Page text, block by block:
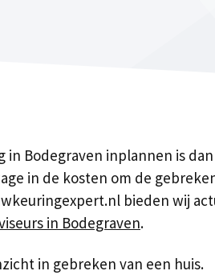
Bodegraven inplannen is
in de kosten om de
bieden wij
in Bodegraven.
in gebreken van een huis.